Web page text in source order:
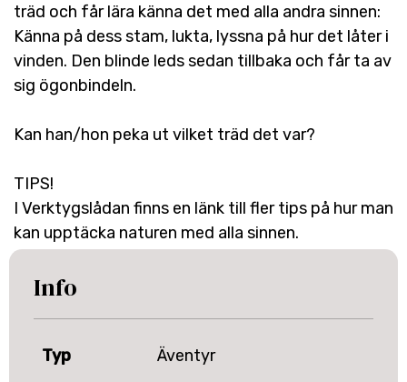
träd och får lära känna det med alla andra sinnen:
Känna på dess stam, lukta, lyssna på hur det låter i
vinden. Den blinde leds sedan tillbaka och får ta av
sig ögonbindeln.
Kan han/hon peka ut vilket träd det var?
TIPS!
I Verktygslådan finns en länk till fler tips på hur man
kan upptäcka naturen med alla sinnen.
Info
Typ Äventyr